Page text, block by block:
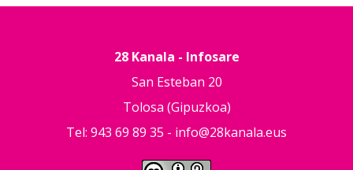
28 Kanala - Infosare
San Esteban 20
Tolosa (Gipuzkoa)
Tel: 943 69 89 35 - info@28kanala.eus